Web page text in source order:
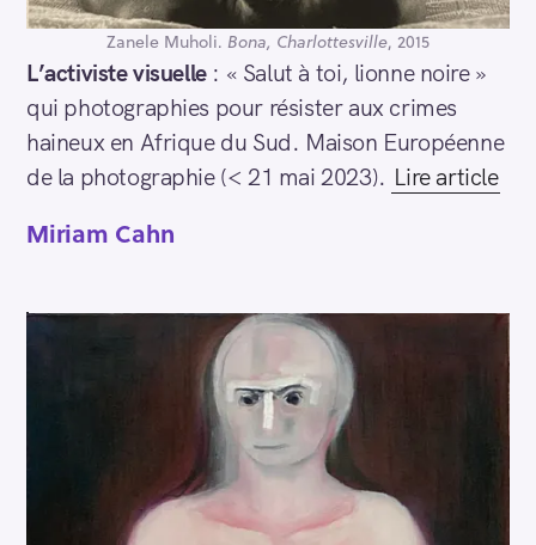
Zanele Muholi. Bona, Charlottesville, 2015
L’activiste visuelle : « Salut à toi, lionne noire »
qui photographies pour résister aux crimes
haineux en Afrique du Sud. Maison Européenne
de la photographie (< 21 mai 2023). Lire article
Miriam Cahn